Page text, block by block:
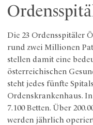
Die 23 Ordensspitäler
rund zwei Millionen
stellen damit eine
österreichischen
steht jedes fünfte
Ordenskrankenhaus.
7.100 Betten. Über
werden jährlich